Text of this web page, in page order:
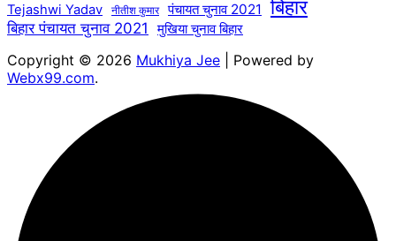
Tejashwi Yadav नीतीश कुमार पंचायत चुनाव 2021 बिहार
बिहार पंचायत चुनाव 2021 मुखिया चुनाव बिहार
Copyright © 2026 Mukhiya Jee | Powered by
Webx99.com.